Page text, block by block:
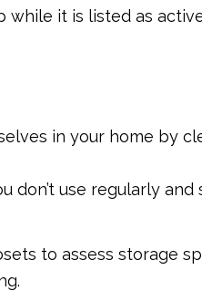
while it is listed as
in your home by
don’t use regularly
to assess storage